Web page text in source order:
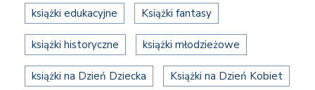
książki edukacyjne Książki fantasy
książki historyczne książki młodzieżowe
książki na Dzień Dziecka Książki na Dzień Kobiet